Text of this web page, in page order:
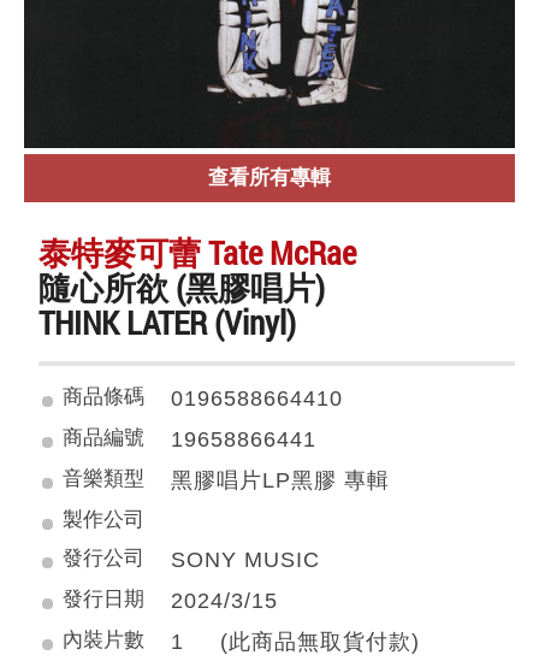
查看所有專輯
泰特麥可蕾 Tate McRae
隨心所欲 (黑膠唱片)
THINK LATER (Vinyl)
商品條碼 0196588664410
商品編號 19658866441
音樂類型 黑膠唱片LP黑膠 專輯
製作公司
發行公司
SONY MUSIC
發行日期 2024/3/15
內裝片數 1 (此商品無取貨付款)